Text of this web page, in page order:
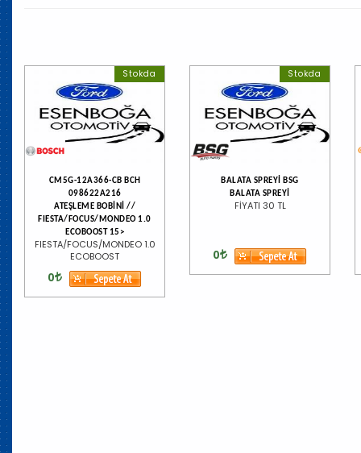
Stokda
CM5G-12A366-CB BCH
098622A216
ATEŞLEME BOBİNİ //
FIESTA/FOCUS/MONDEO 1.0
ECOBOOST 15>
FIESTA/FOCUS/MONDEO 1.0
ECOBOOST
0
Stokda
BALATA SPREYİ BSG
BALATA SPREYİ
FİYATI 30 TL
0